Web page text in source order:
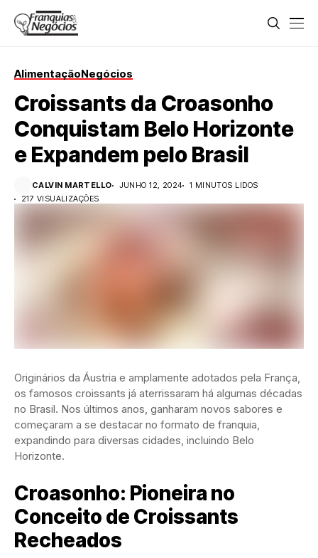
AlimentaçãoNegócios
Croissants da Croasonho
Conquistam Belo Horizonte
e Expandem pelo Brasil
CALVIN MARTELLO JUNHO 12, 2024
1 MINUTOS LIDOS
217 VISUALIZAÇÕES
Originários da Áustria e amplamente adotados pela França,
os famosos croissants já aterrissaram há algumas décadas
no Brasil. Nos últimos anos, ganharam novos sabores e
começaram a se destacar no formato de franquia,
expandindo para diversas cidades, incluindo Belo
Horizonte.
Croasonho: Pioneira no
Conceito de Croissants
Recheados